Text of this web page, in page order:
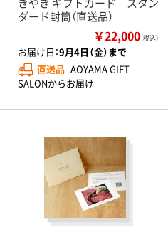
ダード封筒（直送品）
￥22,000（税込）
お届け日：9月4日（金）まで
直送品 AOYAMA GIFT
SALONからお届け